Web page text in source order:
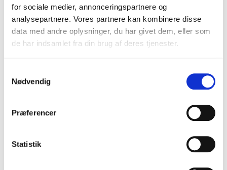
for sociale medier, annonceringspartnere og
analysepartnere. Vores partnere kan kombinere disse
data med andre oplysninger, du har givet dem, eller som
de har indsamlet fra din brug af deres tjenester.
Nødvendig
Præferencer
Statistik